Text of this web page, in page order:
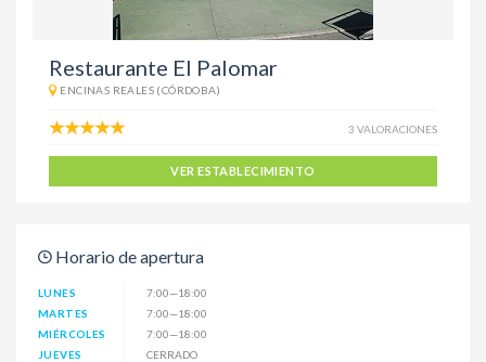
Restaurante El Palomar
ENCINAS REALES (CÓRDOBA)
3 VALORACIONES
VER ESTABLECIMIENTO
Horario de apertura
LUNES
7:00—18:00
MARTES
7:00—18:00
MIÉRCOLES
7:00—18:00
JUEVES
CERRADO